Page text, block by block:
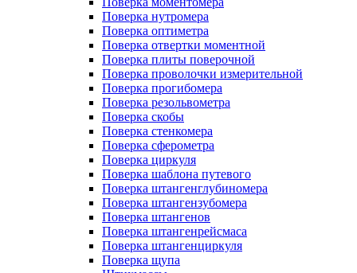
Поверка нутромера
Поверка оптиметра
Поверка отвертки моментной
Поверка плиты поверочной
Поверка проволочки измерительной
Поверка прогибомера
Поверка резольвометра
Поверка скобы
Поверка стенкомера
Поверка сферометра
Поверка циркуля
Поверка шаблона путевого
Поверка штангенглубиномера
Поверка штангензубомера
Поверка штангенов
Поверка штангенрейсмаса
Поверка штангенциркуля
Поверка щупа